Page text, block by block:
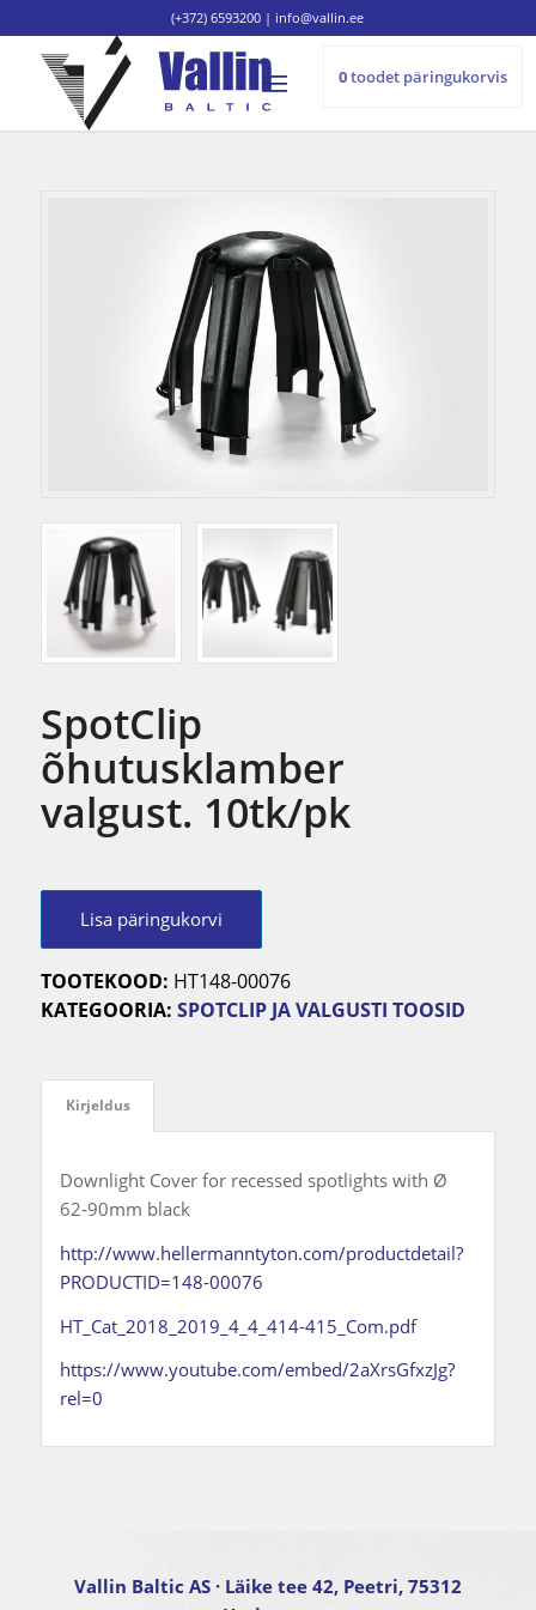
(+372) 6593200 | info@vallin.ee
0toodet päringukorvis
SpotClip
õhutusklamber
valgust. 10tk/pk
Lisa päringukorvi
TOOTEKOOD: HT148-00076
KATEGOORIA: SPOTCLIP JA VALGUSTI TOOSID
Kirjeldus
Downlight Cover for recessed spotlights with Ø
62-90mm black
http://www.hellermanntyton.com/productdetail?
PRODUCTID=148-00076
HT_Cat_2018_2019_4_4_414-415_Com.pdf
https://www.youtube.com/embed/2aXrsGfxzJg?
rel=0
Vallin Baltic AS · Läike tee 42, Peetri, 75312